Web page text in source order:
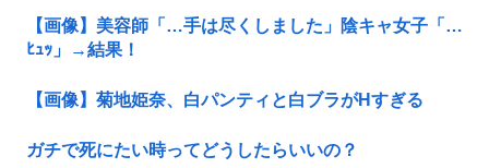
【画像】美容師「…手は尽くしました」陰キャ女子「…
ﾋｭｯ」→結果！
【画像】菊地姫奈、白パンティと白ブラがHすぎる
ガチで死にたい時ってどうしたらいいの？